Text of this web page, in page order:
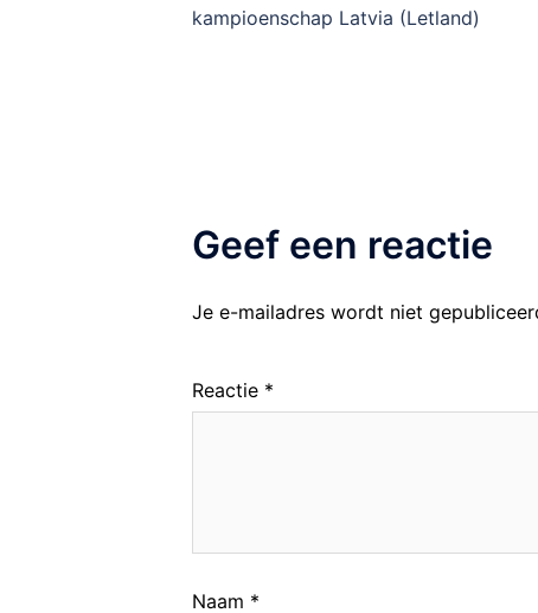
kampioenschap Latvia (Letland)
Geef een reactie
Je e-mailadres wordt niet
Reactie *
Naam *